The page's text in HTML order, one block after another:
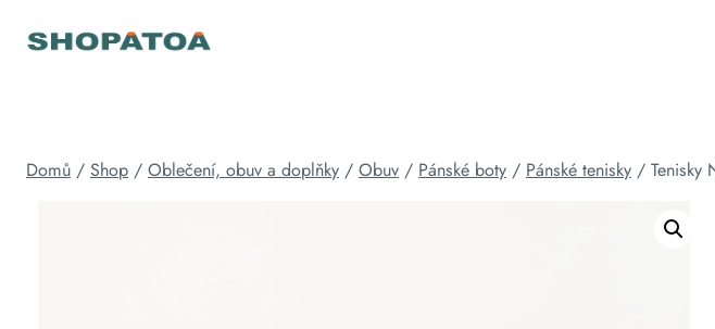
Domů / Shop / Oblečení, obuv a doplňky / Obuv / Pánské boty / Pánské tenisky / Tenisky